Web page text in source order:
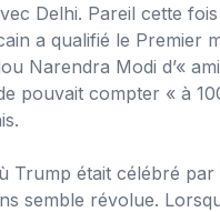
Delhi. Pareil cette fois
a qualifié le Premier
Narendra Modi d’«
pouvait compter « à
Trump était célébré par
semble révolue.